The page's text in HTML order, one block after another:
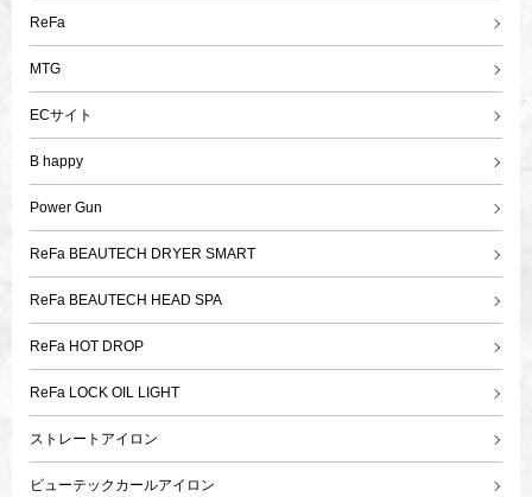
ReFa
MTG
ECサイト
B happy
Power Gun
ReFa BEAUTECH DRYER SMART
ReFa BEAUTECH HEAD SPA
ReFa HOT DROP
ReFa LOCK OIL LIGHT
ストレートアイロン
ビューテックカールアイロン